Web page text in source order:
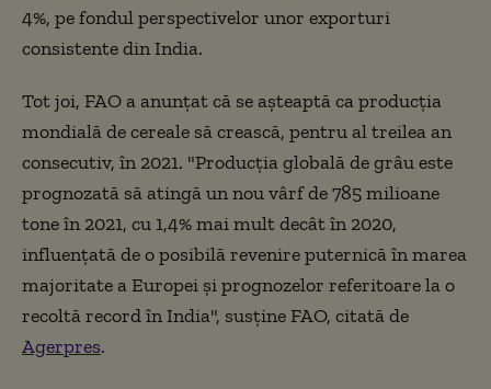
4%, pe fondul perspectivelor unor exporturi
consistente din India.
Tot joi, FAO a anunţat că se aşteaptă ca producţia
mondială de cereale să crească, pentru al treilea an
consecutiv, în 2021. "Producţia globală de grâu este
prognozată să atingă un nou vârf de 785 milioane
tone în 2021, cu 1,4% mai mult decât în 2020,
influenţată de o posibilă revenire puternică în marea
majoritate a Europei şi prognozelor referitoare la o
recoltă record în India", susţine FAO, citată de
Agerpres.